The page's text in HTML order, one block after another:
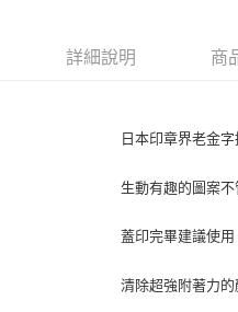
詳細說明 商
日本印章界老金字
生動有趣的圖案不
蓋印完畢建議使用
清除超強附著力